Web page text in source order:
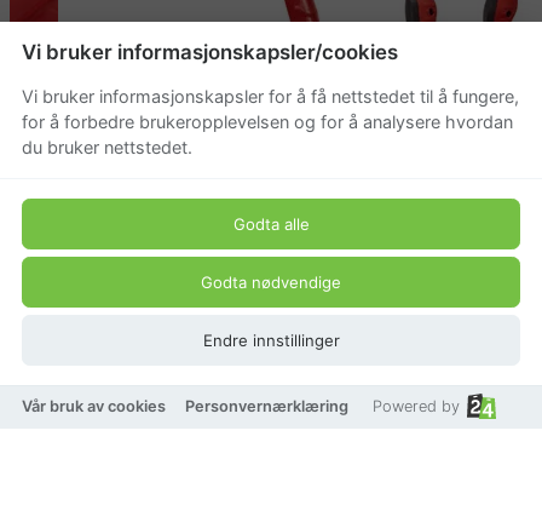
Vi bruker informasjonskapsler/cookies
Vi bruker informasjonskapsler for å få nettstedet til å fungere,
for å forbedre brukeropplevelsen og for å analysere hvordan
du bruker nettstedet.
Godta alle
Godta nødvendige
Endre innstillinger
Vår bruk av cookies Personvernærklæring Powered by